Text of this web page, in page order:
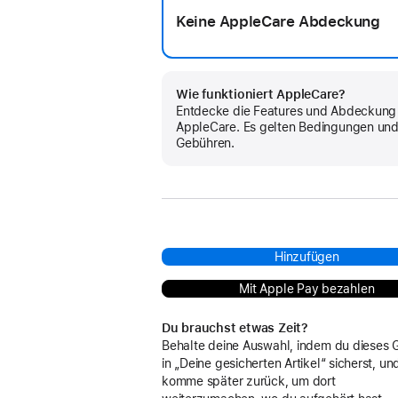
Keine AppleCare Abdeckung
Wie funktioniert AppleCare?
Entdecke die Features und
AppleCare. Es gelten Bedingungen und
Gebühren.
Hinzufügen
Mit Apple Pay bezahlen
Du brauchst etwas Zeit?
Behalte deine Auswahl, indem du dieses
in „Deine gesicherten Artikel“ sicherst, und
komme später zurück, um dort